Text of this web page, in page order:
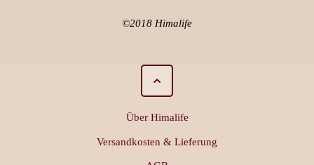
©2018 Himalife
Über Himalife
Versandkosten & Lieferung